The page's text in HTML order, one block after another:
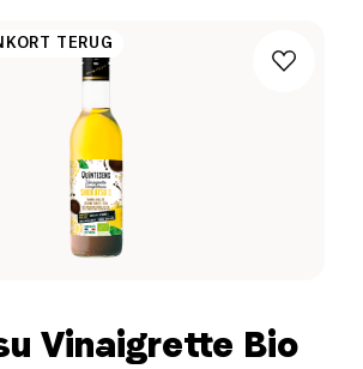
TERUG
Vinaigrette Bio